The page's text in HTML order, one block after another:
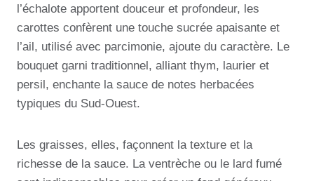
l’échalote apportent douceur et profondeur, les
carottes confèrent une touche sucrée apaisante et
l’ail, utilisé avec parcimonie, ajoute du caractère. Le
bouquet garni traditionnel, alliant thym, laurier et
persil, enchante la sauce de notes herbacées
typiques du Sud-Ouest.
Les graisses, elles, façonnent la texture et la
richesse de la sauce. La ventrèche ou le lard fumé